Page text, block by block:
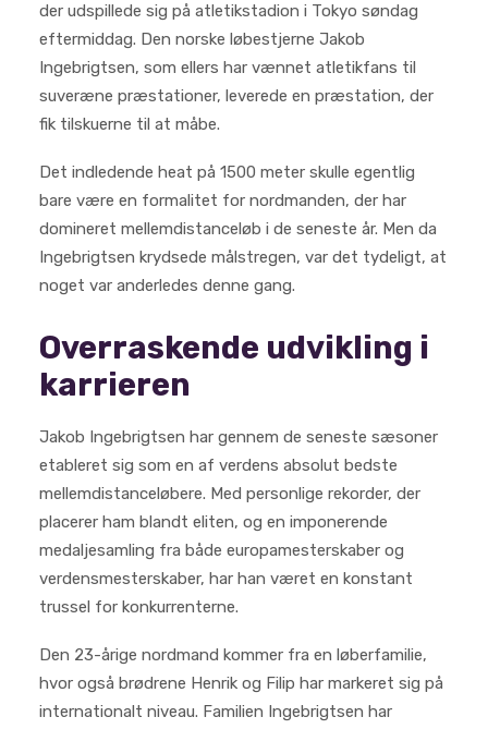
der udspillede sig på atletikstadion i Tokyo søndag
eftermiddag. Den norske løbestjerne Jakob
Ingebrigtsen, som ellers har vænnet atletikfans til
suveræne præstationer, leverede en præstation, der
fik tilskuerne til at måbe.
Det indledende heat på 1500 meter skulle egentlig
bare være en formalitet for nordmanden, der har
domineret mellemdistanceløb i de seneste år. Men da
Ingebrigtsen krydsede målstregen, var det tydeligt, at
noget var anderledes denne gang.
Overraskende udvikling i
karrieren
Jakob Ingebrigtsen har gennem de seneste sæsoner
etableret sig som en af verdens absolut bedste
mellemdistanceløbere. Med personlige rekorder, der
placerer ham blandt eliten, og en imponerende
medaljesamling fra både europamesterskaber og
verdensmesterskaber, har han været en konstant
trussel for konkurrenterne.
Den 23-årige nordmand kommer fra en løberfamilie,
hvor også brødrene Henrik og Filip har markeret sig på
internationalt niveau. Familien Ingebrigtsen har